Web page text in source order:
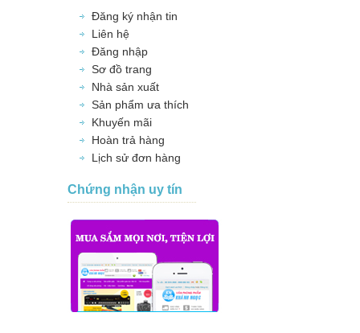
Đăng ký nhận tin
Liên hệ
Đăng nhập
Sơ đồ trang
Nhà sản xuất
Sản phẩm ưa thích
Khuyến mãi
Hoàn trả hàng
Lịch sử đơn hàng
Chứng nhận uy tín